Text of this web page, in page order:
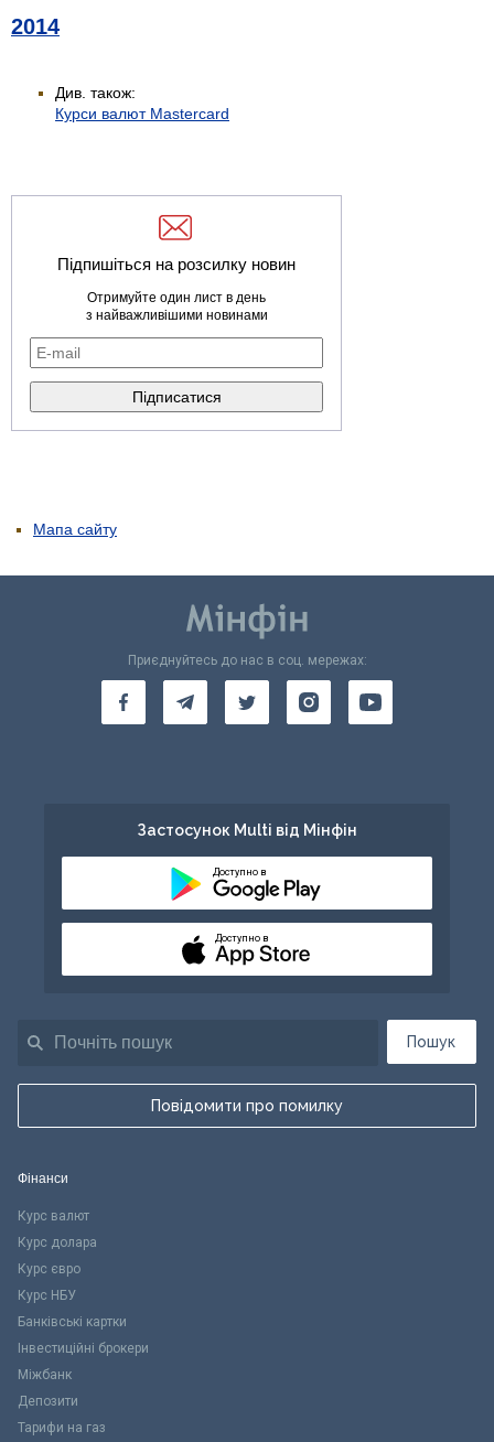
2014
Див. також:
Курси валют Mastercard
Підпишіться на розсилку новин
Отримуйте один лист в день
з найважливішими новинами
Мапа сайту
Пошук
Повідомити про помилку
Приєднуйтесь до нас в соц. мережах:
Застосунок Multi від Мінфін
Доступно в
Доступно в
Фінанси
Курс валют
Курс долара
Курс євро
Курс НБУ
Банківські картки
Інвестиційні брокери
Міжбанк
Депозити
Тарифи на газ